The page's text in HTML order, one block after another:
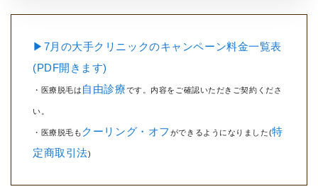
▶7月の大手クリニックのキャンペーン料金一覧表
(PDF開きます)
・医療脱毛は 自由診療です。内容をご確認いただきご契約くださ
い。
・医療脱毛も クーリング・オフ ができるようになりました(特
定商取引法)